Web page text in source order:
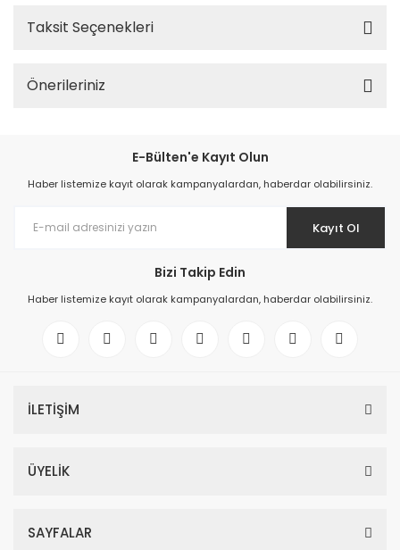
Taksit Seçenekleri
Önerileriniz
E-Bülten'e Kayıt Olun
Haber listemize kayıt olarak kampanyalardan, haberdar olabilirsiniz.
Kayıt Ol
Bizi Takip Edin
Haber listemize kayıt olarak kampanyalardan, haberdar olabilirsiniz.
İLETİŞİM
ÜYELİK
SAYFALAR